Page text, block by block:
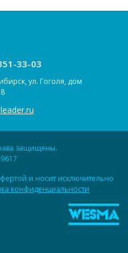
33-03
ул. Гоголя, дом
защищены.
и носит исключительно
конфиденциальности